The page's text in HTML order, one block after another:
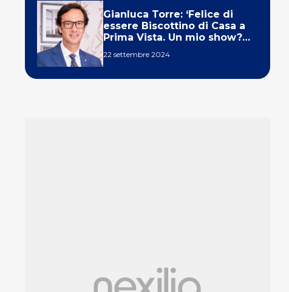
Gianluca Torre: ‘Felice di
essere Biscottino di Casa a
Prima Vista. Un mio show?
22 settembre 2024